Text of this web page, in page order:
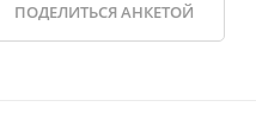
ПОДЕЛИТЬСЯАНКЕТОЙ